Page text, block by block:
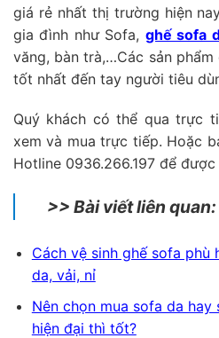
giá rẻ nhất thị trường hiện
gia đình như Sofa, ghế sofa
văng, bàn trà,…Các sản
tốt nhất đến tay người tiêu
Quý khách có thể qua trực
xem và mua trực tiếp. Hoặc
Hotline 0936.266.197 để
>> Bài viết liên quan:
Cách vệ sinh ghế sofa
da, vải, nỉ
Nên chọn mua sofa da
hiện đại thì tốt?